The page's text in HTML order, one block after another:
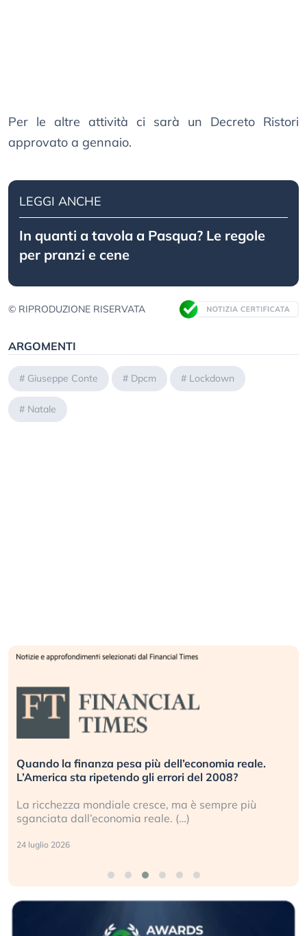
Per le altre attività ci sarà un Decreto Ristori
approvato a gennaio.
LEGGI ANCHE
In quanti a tavola a Pasqua? Le regole
per pranzi e cene
© RIPRODUZIONE RISERVATA
ARGOMENTI
# Giuseppe Conte # Dpcm # Lockdown
# Natale
Quando la finanza pesa più dell’economia reale.
L’America sta ripetendo gli errori del 2008?
La ricchezza mondiale cresce, ma è sempre più
sganciata dall’economia reale. (…)
24 luglio 2026